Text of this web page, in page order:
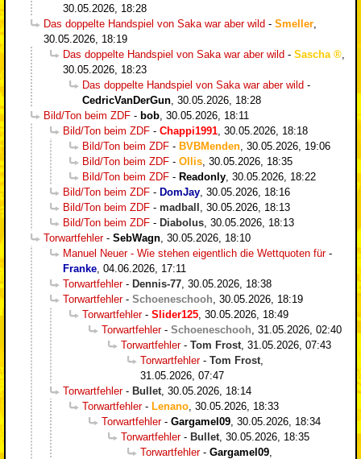
30.05.2026, 18:28
Das doppelte Handspiel von Saka war aber wild - Smeller
30.05.2026, 18:19
Das doppelte Handspiel von Saka war aber wild - Sascha
30.05.2026, 18:23
Das doppelte Handspiel von Saka war aber wild -
CedricVanDerGun 30.05.2026, 18:28
Bild/Ton beim ZDF - bob 30.05.2026, 18:11
Bild/Ton beim ZDF - Chappi1991 30.05.2026, 18:18
Bild/Ton beim ZDF - BVBMenden 30.05.2026, 19:06
Bild/Ton beim ZDF - Ollis 30.05.2026, 18:35
Bild/Ton beim ZDF - Readonly 30.05.2026, 18:22
Bild/Ton beim ZDF - DomJay 30.05.2026, 18:16
Bild/Ton beim ZDF - madball
30.05.2026, 18:13
Bild/Ton beim ZDF - Diabolus 30.05.2026, 18:13
Torwartfehler- SebWagn 30.05.2026, 18:10
Manuel Neuer - Wie stehen eigentlich die Wettquoten für-
Franke 04.06.2026, 17:11
Torwartfehler- Dennis-77 30.05.2026, 18:38
Torwartfehler- Schoeneschooh 30.05.2026, 18:19
Torwartfehler- Slider125 30.05.2026, 18:49
Torwartfehler- Schoeneschooh 31.05.2026, 02:40
Torwartfehler- Tom Frost 31.05.2026, 07:43
Torwartfehler- Tom Frost
31.05.2026, 07:47
Torwartfehler- Bullet 30.05.2026, 18:14
Torwartfehler- Lenano 30.05.2026, 18:33
Torwartfehler- Gargamel09 30.05.2026, 18:34
Torwartfehler- Bullet 30.05.2026, 18:35
Torwartfehler- Gargamel09